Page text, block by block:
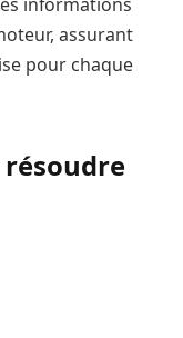
assurant
pour chaque